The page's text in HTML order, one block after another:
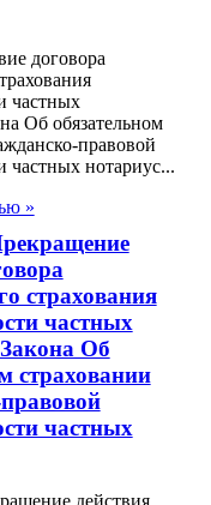
договора
частных
Об обязательном
правовой
частных нотариус...
»
страхования
частных
Об
страховании
частных